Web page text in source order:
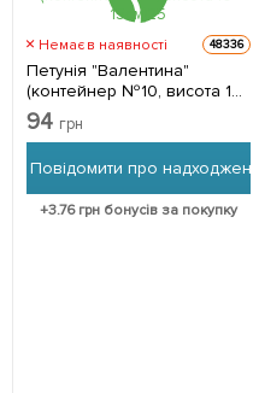
Немає в наявності 48336
Петунія "Валентина"
(контейнер №10, висота 10-
15см) 1 саджанець в
упаковці
94 грн
Повідомити про
+3.76грн бонусів за покупку